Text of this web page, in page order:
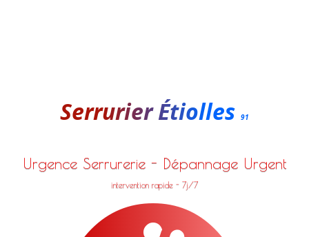
Serrurier Étiolles 91
Urgence Serrurerie - Dépannage Urgent
intervention rapide - 7j/7